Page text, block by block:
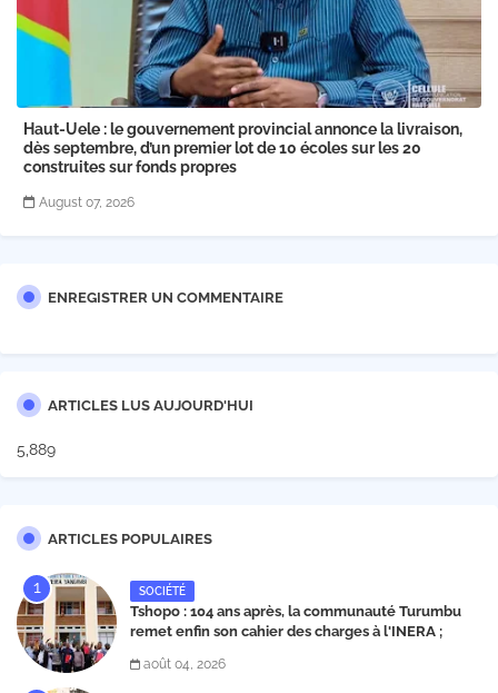
Haut-Uele : le gouvernement provincial annonce la livraison,
dès septembre, d’un premier lot de 10 écoles sur les 20
construites sur fonds propres
August 07, 2026
ENREGISTRER UN COMMENTAIRE
ARTICLES LUS AUJOURD'HUI
5,889
ARTICLES POPULAIRES
SOCIÉTÉ
Tshopo : 104 ans après, la communauté Turumbu
remet enfin son cahier des charges à l'INERA ;
août 04, 2026